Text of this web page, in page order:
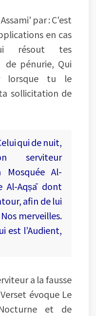
par : C'est
en cas
résout tes
pénurie, Qui
lorsque tu le
sollicitation de
qui de nuit,
serviteur
Mosquée Al-
Al-Aqṣā dont
afin de lui
merveilles.
est l’Audient,
a la fausse
évoque Le
et de